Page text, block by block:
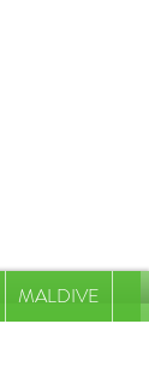
MALDIVE